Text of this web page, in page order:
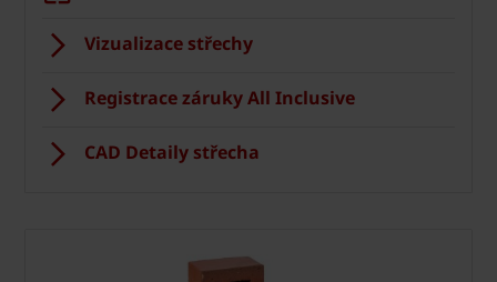
Vizualizace střechy
Registrace záruky All Inclusive
CAD Detaily střecha